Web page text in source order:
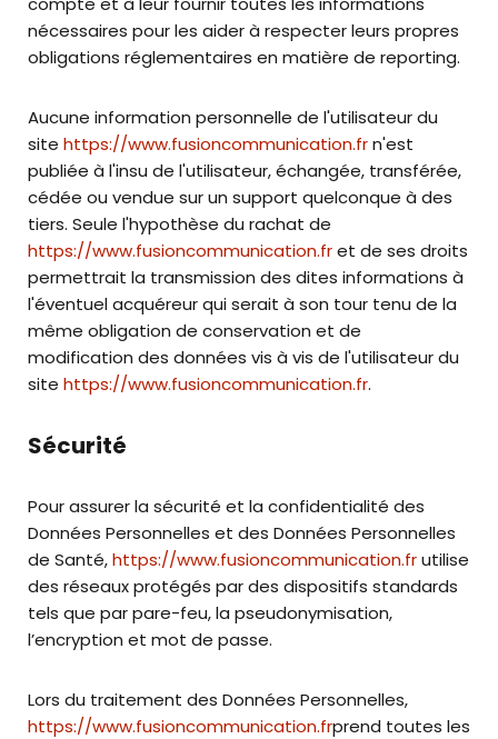
nécessaires pour les aider à respecter leurs propres
obligations réglementaires en matière de reporting.
Aucune information personnelle de l'utilisateur du
site https://www.fusioncommunication.frn'est
publiée à l'insu de l'utilisateur, échangée, transférée,
cédée ou vendue sur un support quelconque à des
tiers. Seule l'hypothèse du rachat de
https://www.fusioncommunication.fret de ses droits
permettrait la transmission des dites informations à
l'éventuel acquéreur qui serait à son tour tenu de la
même obligation de conservation et de
modification des données vis à vis de l'utilisateur du
site https://www.fusioncommunication.fr.
Sécurité
Pour assurer la sécurité et la confidentialité des
Données Personnelles et des Données Personnelles
de Santé,https://www.fusioncommunication.frutilise
des réseaux protégés par des dispositifs standards
tels que par pare-feu, la pseudonymisation,
l’encryption et mot de passe.
Lors du traitement des Données Personnelles,
https://www.fusioncommunication.frprend toutes les